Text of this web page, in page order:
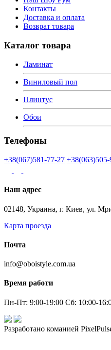
Контакты
Доставка и оплата
Возврат товара
Каталог товара
Ламинат
Виниловый пол
Плинтус
Обои
Телефоны
+38(067)581-77-27
Наш адрес
02148, Украина, г. Киев, ул.
Карта проезда
Почта
info@oboistyle.com.ua
Время работи
Пн-Пт: 9:00-19:00 Сб: 10:00-
Разработано команией